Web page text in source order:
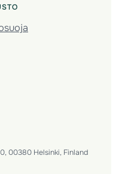
00380 Helsinki, Finland